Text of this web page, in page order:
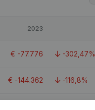
2023
€ -77.776 -302,47%
€ -144.362 -116,8%